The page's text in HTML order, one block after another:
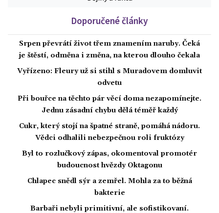
Doporučené články
Srpen převrátí život třem znamením naruby. Čeká
je štěstí, odměna i změna, na kterou dlouho čekala
Vyřízeno: Fleury už si stihl s Muradovem domluvit
odvetu
Při bouřce na těchto pár věcí doma nezapomínejte.
Jednu zásadní chybu dělá téměř každý
Cukr, který stojí na špatné straně, pomáhá nádoru.
Vědci odhalili nebezpečnou roli fruktózy
Byl to rozlučkový zápas, okomentoval promotér
budoucnost hvězdy Oktagonu
Chlapec snědl sýr a zemřel. Mohla za to běžná
bakterie
Barbaři nebyli primitivní, ale sofistikovaní.